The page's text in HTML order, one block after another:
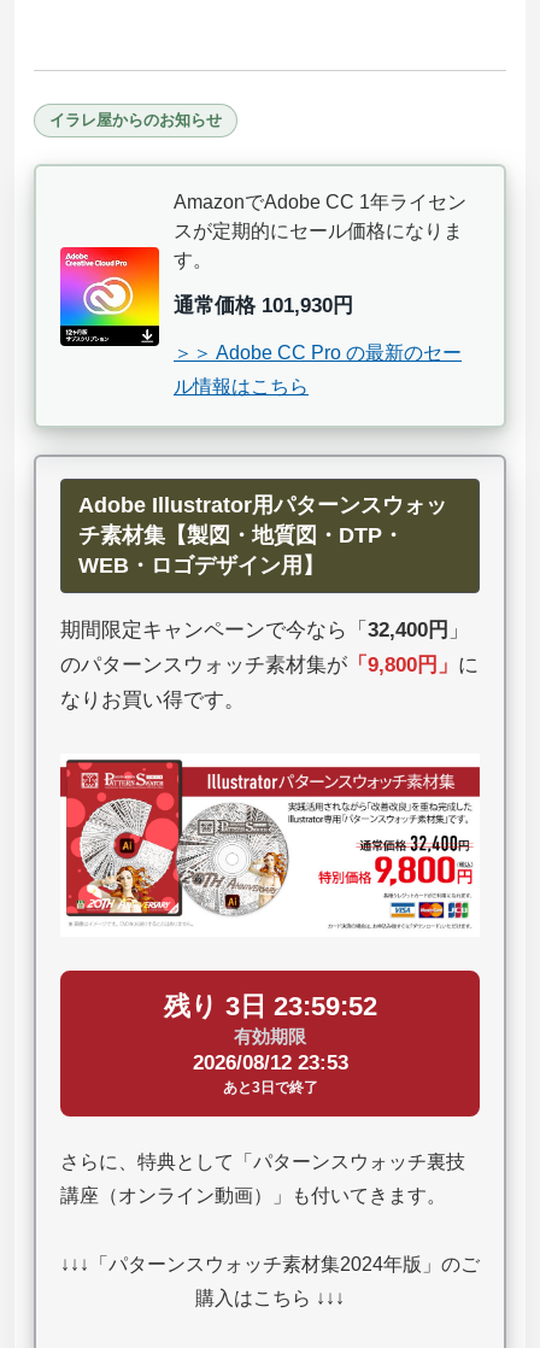
イラレ屋からのお知らせ
AmazonでAdobe CC 1年ライセン
スが定期的にセール価格になりま
す。
通常価格 101,930円
＞＞ Adobe CC Pro の最新のセー
ル情報はこちら
Adobe Illustrator用パターンスウォッ
チ素材集【製図・地質図・DTP・
WEB・ロゴデザイン用】
期間限定キャンペーンで今なら「 32,400円 」
のパターンスウォッチ素材集が 「 9,800円 」 に
なりお買い得です。
残り 3日 23:59:51
有効期限
2026/08/12 23:53
あと3日で終了
さらに、特典として「パターンスウォッチ裏技
講座（オンライン動画）」も付いてきます。
↓↓↓「パターンスウォッチ素材集2024年版」のご
購入はこちら ↓↓↓